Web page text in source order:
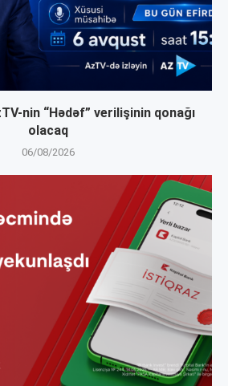
nin “Hədəf” verilişinin qonağı
olacaq
06/08/2026